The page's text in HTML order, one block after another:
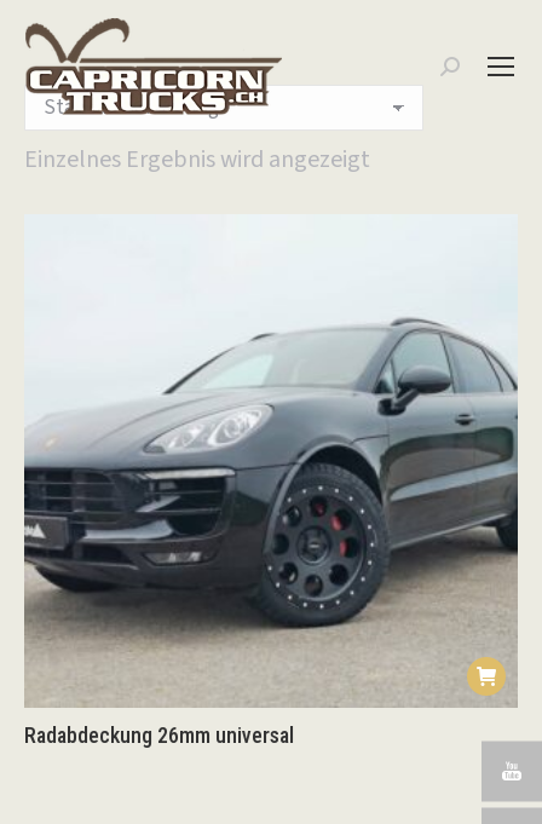
Search:
Einzelnes Ergebnis wird angezeigt
Radabdeckung 26mm universal